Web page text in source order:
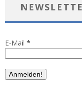
E-Mail *